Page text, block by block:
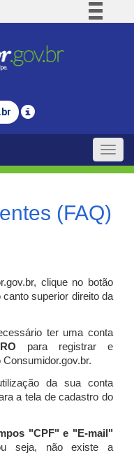
Comunica BR
Legislação
Toggle
(FAQ)
clique no botão
canto superior direito da
ter uma conta
para registrar e
da sua conta
a tela de cadastro do
"CPF" e "E-mail"
seja, não existe a